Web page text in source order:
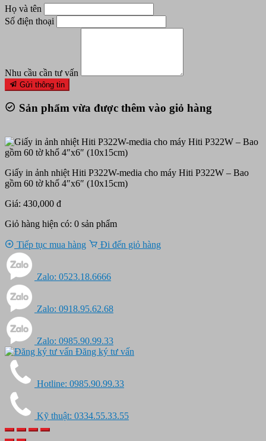
Họ và tên
Số điện thoại
Nhu cầu cần tư vấn
Gửi thông tin
Sản phẩm vừa được thêm vào giỏ hàng
Giấy in ảnh nhiệt Hiti P322W-media cho máy Hiti P322W – Bao
gồm 60 tờ khổ 4″x6″ (10x15cm)
Giá: 430,000 đ
Giỏ hàng hiện có: 0 sản phẩm
Tiếp tục mua hàng Đi đến giỏ hàng
Zalo: 0523.18.6666
Zalo: 0918.95.62.68
Zalo: 0985.90.99.33
Đăng ký tư vấn
Hotline: 0985.90.99.33
Kỹ thuật: 0334.55.33.55